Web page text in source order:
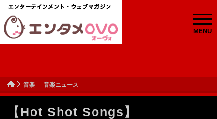
MENU
音楽 音楽ニュース
【Hot Shot Songs】